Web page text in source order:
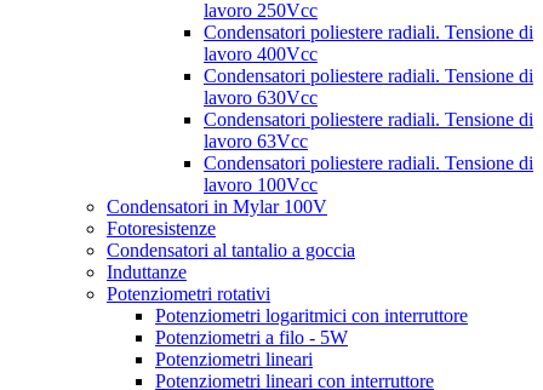
lavoro 250Vcc
Condensatori poliestere radiali. Tensione di
lavoro 400Vcc
Condensatori poliestere radiali. Tensione di
lavoro 630Vcc
Condensatori poliestere radiali. Tensione di
lavoro 63Vcc
Condensatori poliestere radiali. Tensione di
lavoro 100Vcc
Condensatori in Mylar 100V
Fotoresistenze
Condensatori al tantalio a goccia
Induttanze
Potenziometri rotativi
Potenziometri logaritmici con interruttore
Potenziometri a filo - 5W
Potenziometri lineari
Potenziometri lineari con interruttore